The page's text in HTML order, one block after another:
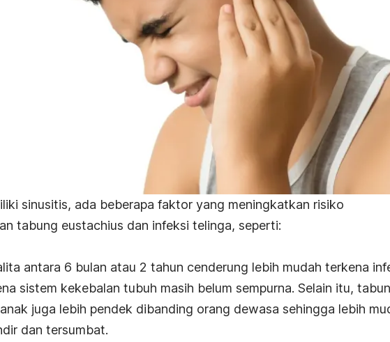
sinusitis, ada beberapa faktor yang meningkatkan risiko
tabung eustachius dan infeksi telinga, seperti:
antara 6 bulan atau 2 tahun cenderung lebih mudah terkena
sistem kekebalan tubuh masih belum sempurna. Selain itu,
juga lebih pendek dibanding orang dewasa sehingga lebih
dan tersumbat.